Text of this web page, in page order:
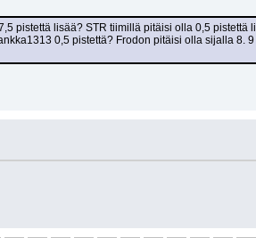
pistettä lisää? STR tiimillä pitäisi olla 0,5 pistettä
0,5 pistettä? Frodon pitäisi olla sijalla 8.